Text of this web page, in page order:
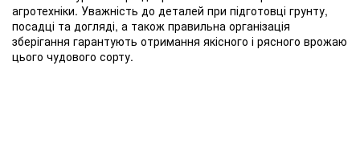
агротехніки. Уважність до деталей при підготовці грунту,
посадці та догляді, а також правильна організація
зберігання гарантують отримання якісного і рясного врожаю
цього чудового сорту.